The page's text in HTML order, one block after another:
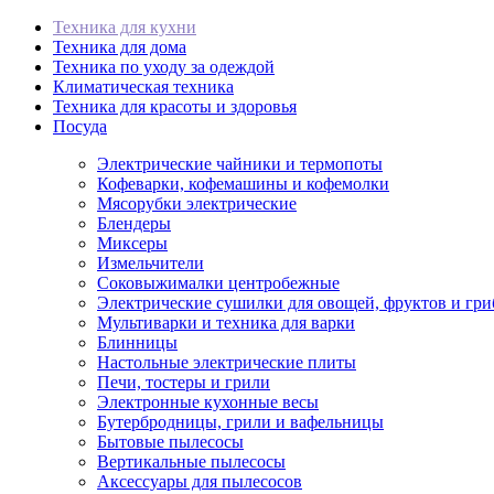
Техника для кухни
Техника для дома
Техника по уходу за одеждой
Климатическая техника
Техника для красоты и здоровья
Посуда
Электрические чайники и термопоты
Кофеварки, кофемашины и кофемолки
Мясорубки электрические
Блендеры
Миксеры
Измельчители
Соковыжималки центробежные
Электрические сушилки для овощей, фруктов и
Мультиварки и техника для варки
Блинницы
Настольные электрические плиты
Печи, тостеры и грили
Электронные кухонные весы
Бутербродницы, грили и вафельницы
Бытовые пылесосы
Вертикальные пылесосы
Аксессуары для пылесосов